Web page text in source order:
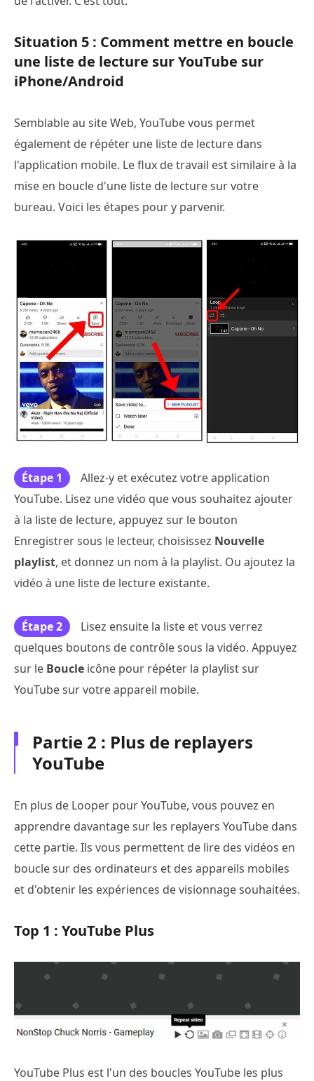
Situation 5 : Comment mettre en boucle
une liste de lecture sur YouTube sur
iPhone/Android
Semblable au site Web, YouTube vous permet
également de répéter une liste de lecture dans
l'application mobile. Le flux de travail est similaire à la
mise en boucle d'une liste de lecture sur votre
bureau. Voici les étapes pour y parvenir.
Étape 1
Allez-y et exécutez votre application
YouTube. Lisez une vidéo que vous souhaitez ajouter
à la liste de lecture, appuyez sur le bouton
Enregistrer sous le lecteur, choisissez Nouvelle
playlist, et donnez un nom à la playlist. Ou ajoutez la
vidéo à une liste de lecture existante.
Étape 2
Lisez ensuite la liste et vous verrez
quelques boutons de contrôle sous la vidéo. Appuyez
sur le Boucle icône pour répéter la playlist sur
YouTube sur votre appareil mobile.
Partie 2 : Plus de replayers
YouTube
En plus de Looper pour YouTube, vous pouvez en
apprendre davantage sur les replayers YouTube dans
cette partie. Ils vous permettent de lire des vidéos en
boucle sur des ordinateurs et des appareils mobiles
et d'obtenir les expériences de visionnage souhaitées.
Top 1 : YouTube Plus
YouTube Plus est l'un des boucles YouTube les plus